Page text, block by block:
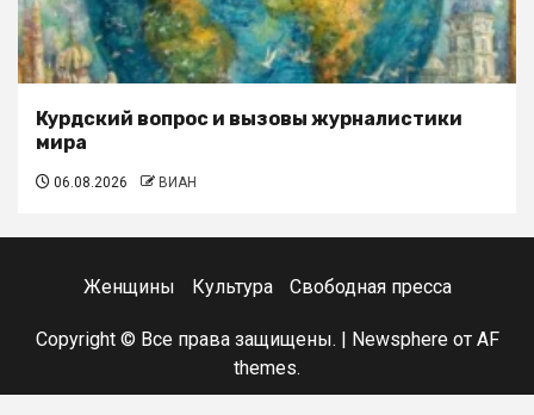
Курдский вопрос и вызовы журналистики
мира
06.08.2026 ВИАН
Женщины Культура Свободная пресса
Copyright © Все права защищены. | Newsphereот AF
themes.